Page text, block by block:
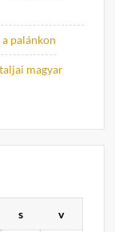
palánkon
magyar
s v